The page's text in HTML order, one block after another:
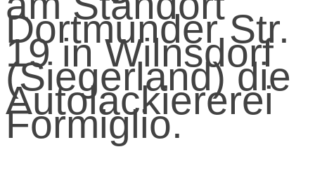
Dortmunder Str.
19 in Wilnsdorf
(Siegerland) die
Autolackiererei
Formiglio.